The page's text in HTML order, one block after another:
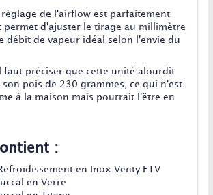
réglage de l'airflow est parfaitement
permet d'ajuster le tirage au millimètre
débit de vapeur idéal selon l'envie du
faut préciser que cette unité alourdit
son pois de 230 grammes, ce qui n'est
à la maison mais pourrait l'être en
:
en Inox Venty FTV
en Verre